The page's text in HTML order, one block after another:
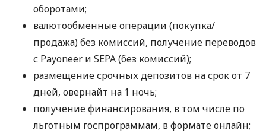
оборотами;
валютообменные операции (покупка/
продажа) без комиссий, получение переводов
с Payoneer и SEPA (без комиссий);
размещение срочных депозитов на срок от 7
дней, овернайт на 1 ночь;
получение финансирования, в том числе по
льготным госпрограммам, в формате онлайн;